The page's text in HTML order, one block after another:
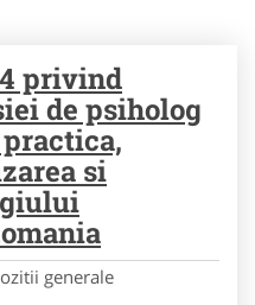
privind
de psiholog
si
generale